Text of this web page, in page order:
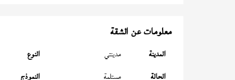
معلومات عن الشقة
المدينة مدينتي النوع
الحالة
مستلمة النموذج